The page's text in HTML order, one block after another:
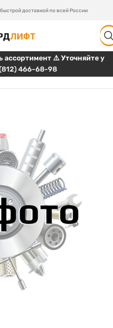
доставкой по всей России
ассортимент ⚠️ Уточняйте у
466-68-98